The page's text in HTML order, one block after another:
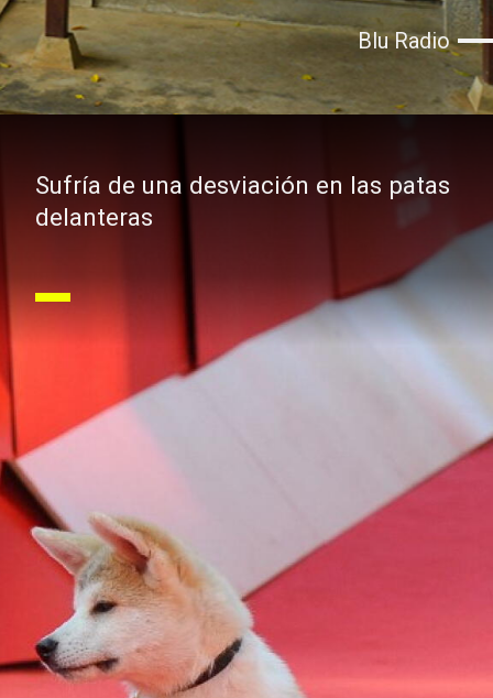
Blu Radio
Sufría de una desviación en las patas
delanteras